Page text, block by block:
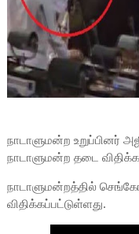
நாடாளுமன்ற உறுப்பினர்
நாடாளுமன்ற தடை
நாடாளுமன்றத்தில்
விதிக்கப்பட்டுள்ளது.